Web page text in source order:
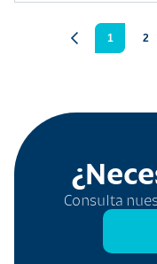
1 2
Consulta